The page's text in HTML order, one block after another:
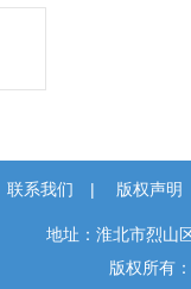
联系我们 | 版权声明
地址：淮北市烈山
版权所有